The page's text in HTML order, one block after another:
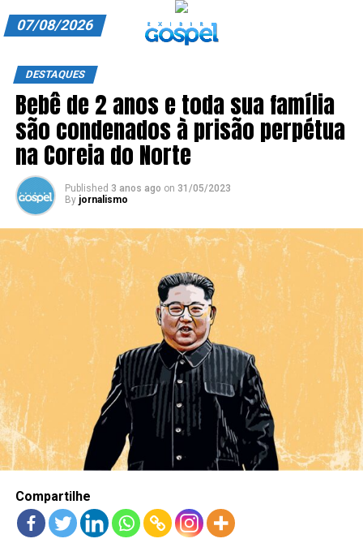
ANUNCIE CONOSCO
ASSINE
CARRINHO
EDITORIAL
ENTREVISTAS
EXPEDIENTE
LANÇAMENTOS
07/08/2026
DESTAQUES
Bebê de 2 anos e toda sua família
são condenados à prisão perpétua
na Coreia do Norte
Published 3 anos ago on 31/05/2023
By jornalismo
Compartilhe